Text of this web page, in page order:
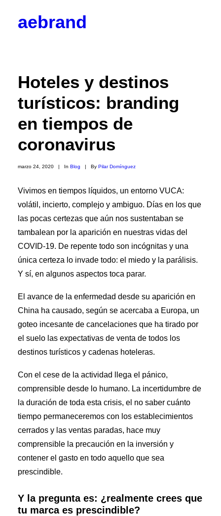
aebrand
Vocalías
Corporativos
Empresas y Partners
Profesionales
Colaboradores
Hazte socio
Blog
BrandPulse
BrandSeries
Eventos
Radio AEBRAND
Premios Aebrand
HAZTE SOCIO
SEARCH
Hoteles y destinos
turísticos: branding
en tiempos de
coronavirus
marzo 24, 2020 | In Blog | By Pilar Domínguez
Vivimos en tiempos líquidos, un entorno VUCA:
volátil, incierto, complejo y ambiguo. Días en los que
las pocas certezas que aún nos sustentaban se
tambalean por la aparición en nuestras vidas del
COVID-19. De repente todo son incógnitas y una
única certeza lo invade todo: el miedo y la parálisis.
Y sí, en algunos aspectos toca parar.
El avance de la enfermedad desde su aparición en
China ha causado, según se acercaba a Europa, un
goteo incesante de cancelaciones que ha tirado por
el suelo las expectativas de venta de todos los
destinos turísticos y cadenas hoteleras.
Con el cese de la actividad llega el pánico,
comprensible desde lo humano. La incertidumbre de
la duración de toda esta crisis, el no saber cuánto
tiempo permaneceremos con los establecimientos
cerrados y las ventas paradas, hace muy
comprensible la precaución en la inversión y
contener el gasto en todo aquello que sea
prescindible.
Y la pregunta es: ¿realmente crees que
tu marca es prescindible?